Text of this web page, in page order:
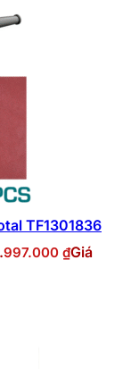
TF1301836
997.000 ₫Giá